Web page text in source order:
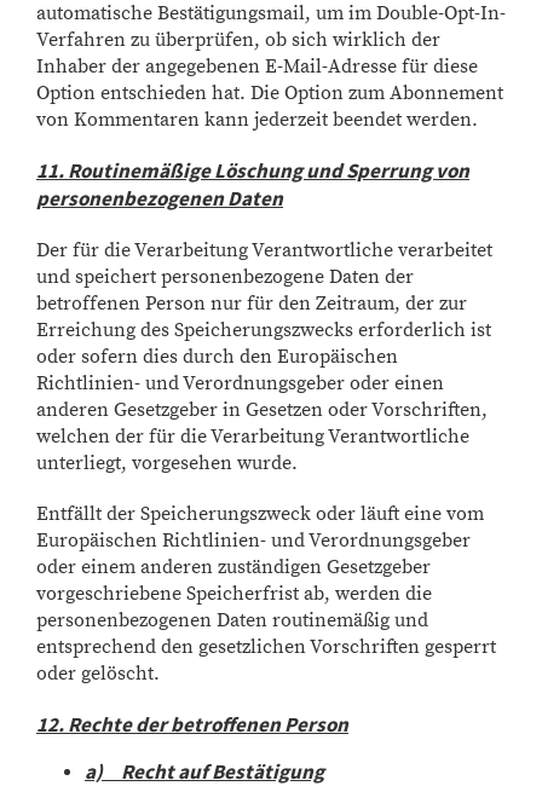
automatische Bestätigungsmail, um im Double-Opt-In-
Verfahren zu überprüfen, ob sich wirklich der
Inhaber der angegebenen E-Mail-Adresse für diese
Option entschieden hat. Die Option zum Abonnement
von Kommentaren kann jederzeit beendet werden.
11. Routinemäßige Löschung und Sperrung von
personenbezogenen Daten
Der für die Verarbeitung Verantwortliche verarbeitet
und speichert personenbezogene Daten der
betroffenen Person nur für den Zeitraum, der zur
Erreichung des Speicherungszwecks erforderlich ist
oder sofern dies durch den Europäischen
Richtlinien- und Verordnungsgeber oder einen
anderen Gesetzgeber in Gesetzen oder Vorschriften,
welchen der für die Verarbeitung Verantwortliche
unterliegt, vorgesehen wurde.
Entfällt der Speicherungszweck oder läuft eine vom
Europäischen Richtlinien- und Verordnungsgeber
oder einem anderen zuständigen Gesetzgeber
vorgeschriebene Speicherfrist ab, werden die
personenbezogenen Daten routinemäßig und
entsprechend den gesetzlichen Vorschriften gesperrt
oder gelöscht.
12. Rechte der betroffenen Person
a) Recht auf Bestätigung